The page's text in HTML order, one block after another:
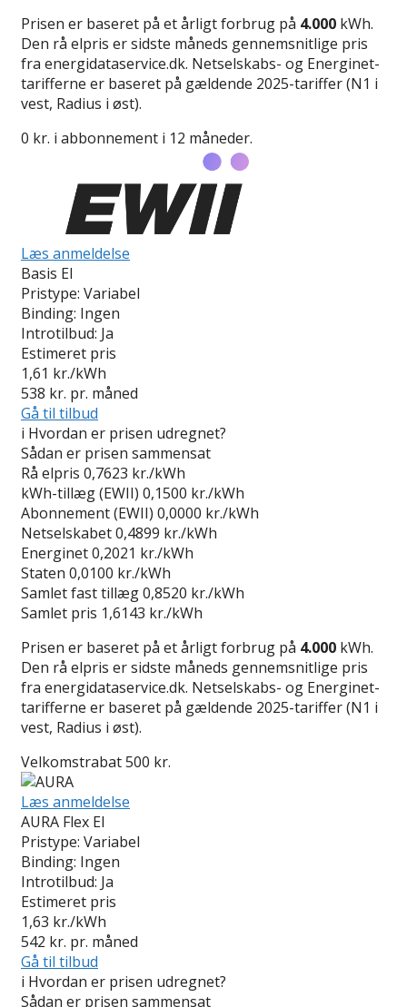
Prisen er baseret på et årligt forbrug på 4.000 kWh.
Den rå elpris er sidste måneds gennemsnitlige pris
fra energidataservice.dk. Netselskabs- og Energinet-
tarifferne er baseret på gældende 2025-tariffer (N1 i
vest, Radius i øst).
0 kr. i abbonnement i 12 måneder.
Læs anmeldelse
Basis El
Pristype: Variabel
Binding: Ingen
Introtilbud: Ja
Estimeret pris
1,61 kr./kWh
538 kr. pr. måned
Gå til tilbud
i Hvordan er prisen udregnet?
Sådan er prisen sammensat
Rå elpris 0,7623 kr./kWh
kWh-tillæg (EWII) 0,1500 kr./kWh
Abonnement (EWII) 0,0000 kr./kWh
Netselskabet0,4899 kr./kWh
Energinet0,2021 kr./kWh
Staten 0,0100 kr./kWh
Samlet fast tillæg0,8520 kr./kWh
Samlet pris 1,6143 kr./kWh
Prisen er baseret på et årligt forbrug på 4.000 kWh.
Den rå elpris er sidste måneds gennemsnitlige pris
fra energidataservice.dk. Netselskabs- og Energinet-
tarifferne er baseret på gældende 2025-tariffer (N1 i
vest, Radius i øst).
Velkomstrabat 500 kr.
Læs anmeldelse
AURA Flex El
Pristype: Variabel
Binding: Ingen
Introtilbud: Ja
Estimeret pris
1,63 kr./kWh
542 kr. pr. måned
Gå til tilbud
i Hvordan er prisen udregnet?
Sådan er prisen sammensat